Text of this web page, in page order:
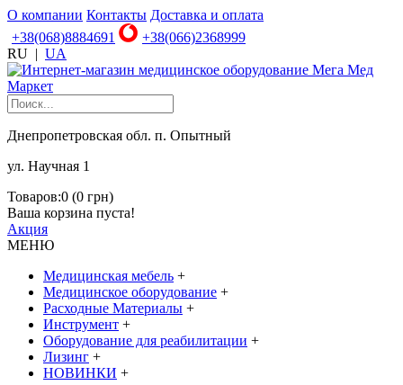
О компании Контакты Доставка и оплата
+38(068)8884691
+38(066)2368999
RU | UA
Днепропетровская обл. п. Опытный
ул. Научная 1
Товаров:0 (0 грн)
Ваша корзина пуста!
Акция
МЕНЮ
Медицинская мебель +
Медицинское оборудование +
Расходные Материалы +
Инструмент +
Оборудование для реабилитации +
Лизинг +
НОВИНКИ +